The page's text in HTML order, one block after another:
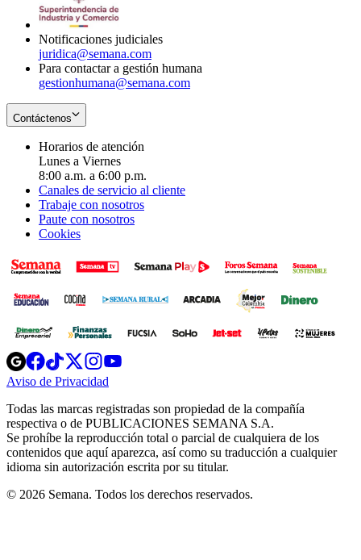
Notificaciones judiciales
juridica@semana.com
Para contactar a gestión humana
gestionhumana@semana.com
Contáctenos
Horarios de atención
Lunes a Viernes
8:00 a.m. a 6:00 p.m.
Canales de servicio al cliente
Trabaje con nosotros
Paute con nosotros
Cookies
Opens
in
new
Opens
in
new
Opens
in
new
window
Opens
new
windowwindow
Aviso de Privacidad
new
window
Todas las marcas registradas son propiedad de la compañía
respectiva o de PUBLICACIONES SEMANA S.A.
Se prohíbe la reproducción total o parcial de cualquiera de los
contenidos que aquí aparezca, así como su traducción a cualquier
idioma sin autorización escrita por su titular.
© 2026 Semana. Todos los derechos reservados.